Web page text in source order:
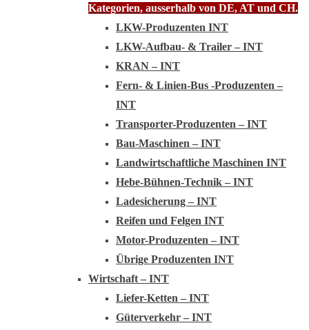
Kategorien, ausserhalb von DE, AT und CH.
LKW-Produzenten INT
LKW-Aufbau- & Trailer – INT
KRAN – INT
Fern- & Linien-Bus -Produzenten –
INT
Transporter-Produzenten – INT
Bau-Maschinen – INT
Landwirtschaftliche Maschinen INT
Hebe-Bühnen-Technik – INT
Ladesicherung – INT
Reifen und Felgen INT
Motor-Produzenten – INT
Übrige Produzenten INT
Wirtschaft – INT
Liefer-Ketten – INT
Güterverkehr – INT